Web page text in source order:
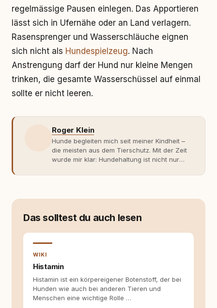
regelmässige Pausen einlegen. Das Apportieren
lässt sich in Ufernähe oder an Land verlagern.
Rasensprenger und Wasserschläuche eignen
sich nicht als Hundespielzeug. Nach
Anstrengung darf der Hund nur kleine Mengen
trinken, die gesamte Wasserschüssel auf einmal
sollte er nicht leeren.
Roger Klein
Hunde begleiten mich seit meiner Kindheit –
die meisten aus dem Tierschutz. Mit der Zeit
wurde mir klar: Hundehaltung ist nicht nur
Fachwissen. Der Wendepunkt kam mit meinem
moderner Hundeerziehung
entsteht echte Bindung dort, wo Verständnis
Wissen ersetzt – nicht umgekehrt. Aus dieser
Hundehalter:innen in Deutschland, Österreich
und der Schweiz. Meine Überzeugung:
Tierschutz beginnt mit Wissen. Wer seinen
Hund versteht, trifft bessere Entscheidungen –
Das solltest du auch lesen
WIKI
Histamin
Histamin ist ein körpereigener Botenstoff, der bei
Hunden wie auch bei anderen Tieren und
Menschen eine wichtige Rolle …